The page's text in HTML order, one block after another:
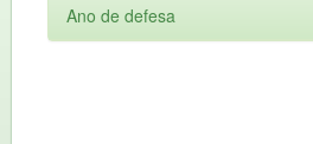
Ano de defesa